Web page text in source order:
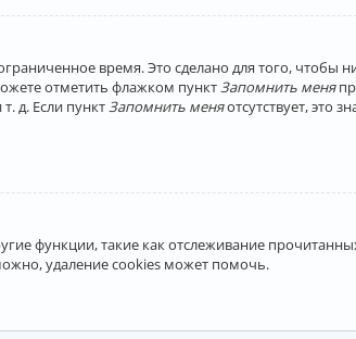
время. Это сделано для того, чтобы
отметить флажком пункт Запомнить меня
д. Если пункт Запомнить меняотсутствует, это
функции, такие как отслеживание
удаление cookies может помочь.